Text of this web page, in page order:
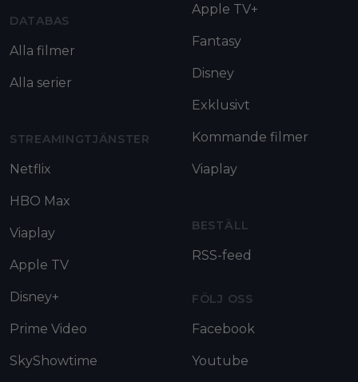
DATABAS
Alla filmer
Alla serier
STREAMINGTJÄNSTER
Netflix
HBO Max
Viaplay
Apple TV
Disney+
Prime Video
SkyShowtime
Apple TV+
Fantasy
Disney
Exklusivt
Kommande filmer
Viaplay
BESTÄLL
RSS-feed
FÖLJ OSS
Facebook
Youtube